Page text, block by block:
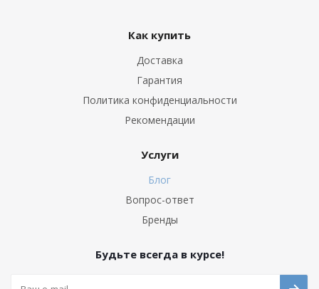
Как купить
Доставка
Гарантия
Политика конфиденциальности
Рекомендации
Услуги
Блог
Вопрос-ответ
Бренды
Будьте всегда в курсе!